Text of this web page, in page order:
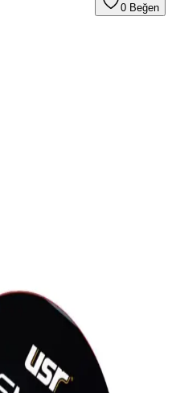
0 Beğen
ve kontrolü ile öne çıkan
ve orta seviyedeki
sunar.
Topu Seti 10 Adet:
Ürün